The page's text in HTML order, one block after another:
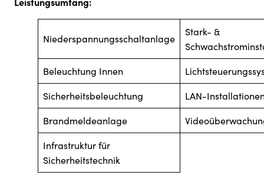
Niederspannungsschaltanlage
Stark- &
Beleuchtung Innen
Sicherheitsbeleuchtung
LAN-
Brandmeldeanlage
Infrastruktur für
Sicherheitstechnik